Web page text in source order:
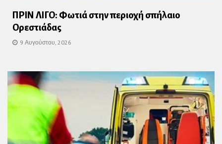
ΠΡΙΝ ΛΙΓΟ: Φωτιά στην περιοχή σπήλαιο
Ορεστιάδας
9 Αυγούστου, 2026